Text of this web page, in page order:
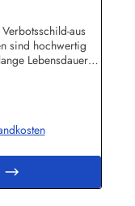
aus
sind hochwertig
Lebensdauer
werden, weil sonst
können
geht's zu den
Bini Inh. Eda